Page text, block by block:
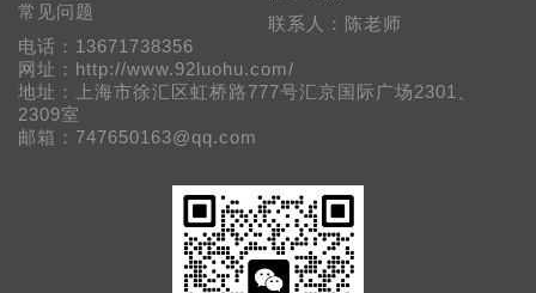
常见问题
联系人：陈老师
电话：13671738356
网址：http://www.92luohu.com/
地址：上海市徐汇区虹桥路777号汇京国际广场2301、
2309室
邮箱：747650163@qq.com